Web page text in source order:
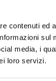
contenuti ed
media, i
loro servizi.